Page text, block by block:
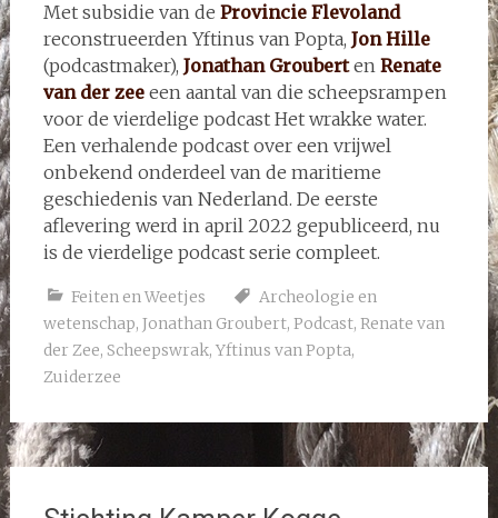
Met subsidie van de Provincie Flevoland
reconstrueerden Yftinus van Popta, Jon Hille
(podcastmaker), Jonathan Grouberten Renate
van der zee een aantal van die scheepsrampen
voor de vierdelige podcast Het wrakke water.
Een verhalende podcast over een vrijwel
onbekend onderdeel van de maritieme
geschiedenis van Nederland. De eerste
aflevering werd in april 2022 gepubliceerd, nu
is de vierdelige podcast serie compleet.
Feiten en Weetjes
Archeologie en
wetenschap, Jonathan Groubert, Podcast, Renate van
der Zee, Scheepswrak, Yftinus van Popta,
Zuiderzee